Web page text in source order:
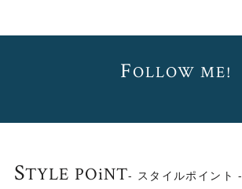
FOLLOW ME!
STYLE POiNT- スタイルポイント -